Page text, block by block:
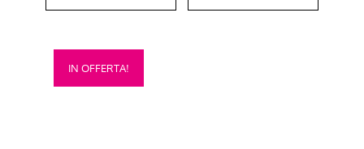
IN OFFERTA!
Questo
prodotto